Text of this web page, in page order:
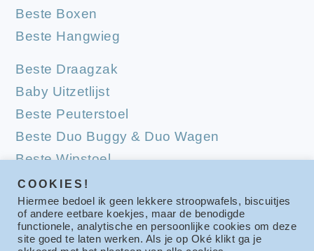
Beste Boxen
Beste Hangwieg
Beste Draagzak
Baby Uitzetlijst
Beste Peuterstoel
Beste Duo Buggy & Duo Wagen
Beste Wipstoel
Beste Campingbedjes
Beste Babymatrassen
COOKIES!
Hiermee bedoel ik geen lekkere stroopwafels, biscuitjes
of andere eetbare koekjes, maar de benodigde
functionele, analytische en persoonlijke cookies om deze
site goed te laten werken. Als je op Oké klikt ga je